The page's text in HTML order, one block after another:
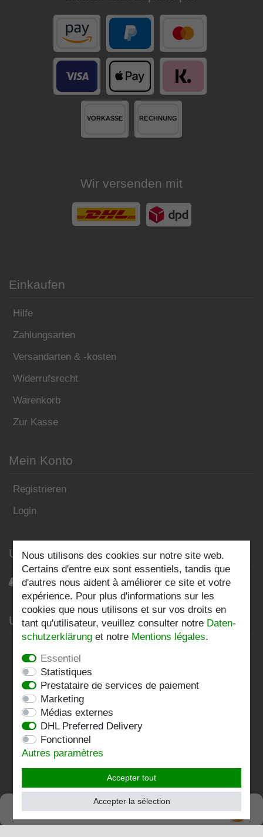
Wir versenden mit
Einkaufen
Hilfe
Zahlungsarten
Versandarten & -kosten
Widerrufsrecht
Warenkorb
Zur Kasse
Mein Konto
Registrieren
Login
Unser Blog
Blog
Unternehmen
AGB
Impressum
Kontakt
Folgen Sie uns:
Nous utilisons des cookies sur notre site web.
Certains d'entre eux sont essentiels, tandis que
d'autres nous aident à améliorer ce site et votre
expérience. Pour plus d'informations sur les
cookies que nous utilisons et sur vos droits en
tant qu'utilisateur, veuillez consulter notre Daten­
schutz­erklärung et notre Mentions légales.
Essentiel
Statistiques
Prestataire de services de paiement
Marketing
Médias externes
DHL Preferred Delivery
Fonctionnel
Autres paramètres
Accepter tout
Accepter la sélection
SEHR GUT